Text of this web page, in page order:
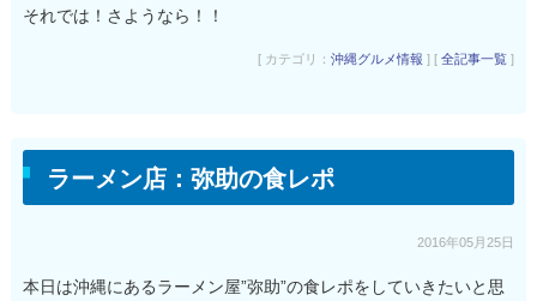
それでは！さようなら！！
[ カテゴリ：沖縄グルメ情報 ] [全記事一覧 ]
ラーメン店：弥助の食レポ
2016年05月25日
本日は沖縄にあるラーメン屋”弥助”の食レポをしていきたいと思